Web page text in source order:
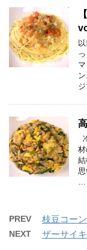
PREV 枝豆コー
NEXT ザーサイ